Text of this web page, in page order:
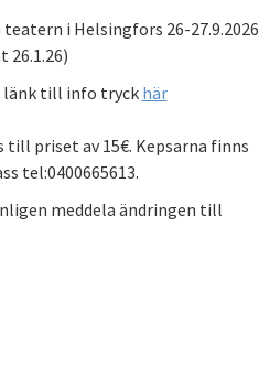
i Helsingfors 26-27.9.2026
26.1.26)
länk till info tryck här
priset av 15€. Kepsarna finns
tel:0400665613.
meddela ändringen till